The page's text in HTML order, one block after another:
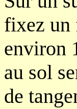
fixez un
environ
au sol
de